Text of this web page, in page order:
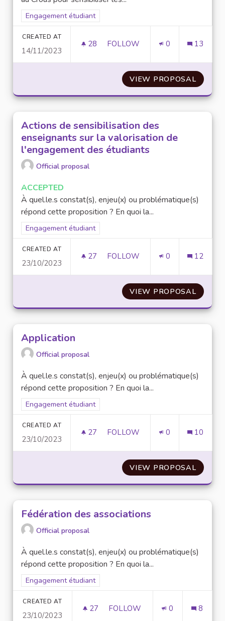
Filter results for scope: Engagement étudiant
Engagement étudiant
CREATED AT
14/11/2023
28 28 FOLLOWERS
FOLLOW 0 13
VIEW PROPOSAL
Actions de sensibilisation des
enseignants sur la valorisation de
l'engagement des étudiants
Official proposal
ACCEPTED
À quel.le.s constat(s), enjeu(x) ou problématique(s)
répond cette proposition ? En quoi la...
Filter results for scope: Engagement étudiant
Engagement étudiant
CREATED AT
23/10/2023
27 27 FOLLOWERS
FOLLOW 0 12
VIEW PROPOSAL
Application
Official proposal
À quel.le.s constat(s), enjeu(x) ou problématique(s)
répond cette proposition ? En quoi la...
Filter results for scope: Engagement étudiant
Engagement étudiant
CREATED AT
23/10/2023
27 27 FOLLOWERS
FOLLOW 0 10
VIEW PROPOSAL
Fédération des associations
Official proposal
À quel.le.s constat(s), enjeu(x) ou problématique(s)
répond cette proposition ? En quoi la...
Filter results for scope: Engagement étudiant
Engagement étudiant
CREATED AT
23/10/2023
27 27 FOLLOWERS
FOLLOW 0 8